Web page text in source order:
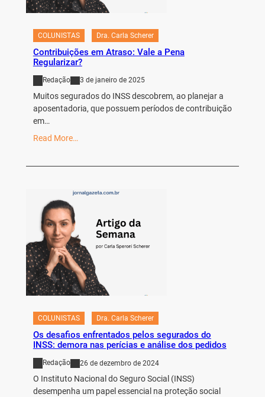
COLUNISTAS Dra. Carla Scherer
Contribuições em Atraso: Vale a Pena
Regularizar?
Redação 3 de janeiro de 2025
Muitos segurados do INSS descobrem, ao planejar a
aposentadoria, que possuem períodos de contribuição
em…
Read More…
COLUNISTAS Dra. Carla Scherer
Os desafios enfrentados pelos segurados do
INSS: demora nas perícias e análise dos pedidos
Redação 26 de dezembro de 2024
O Instituto Nacional do Seguro Social (INSS)
desempenha um papel essencial na proteção social